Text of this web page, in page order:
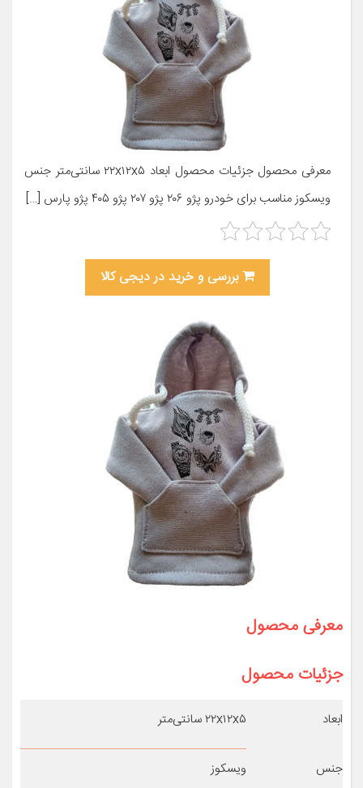
معرفی محصول جزئیات محصول ابعاد ۲۲x۱۲x۵ سانتی‌متر جنس
ویسکوز مناسب برای خودرو پژو ۲۰۶ پژو ۲۰۷ پژو ۴۰۵ پژو پارس […]
بررسی و خرید در دیجی کالا
معرفی محصول
جزئیات محصول
ابعاد ۲۲x۱۲x۵ سانتی‌متر
جنس ویسکوز